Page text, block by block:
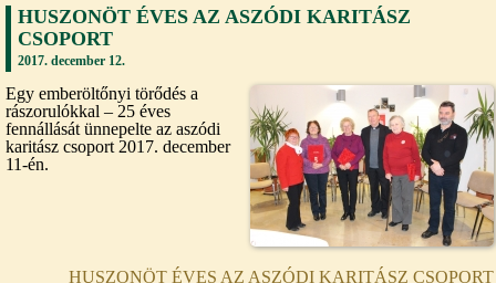
HUSZONÖT ÉVES AZ ASZÓDI KARITÁSZ
CSOPORT
2017. december 12.
Egy emberöltőnyi törődés a
rászorulókkal – 25 éves
fennállását ünnepelte az aszódi
karitász csoport 2017. december
11-én.
HUSZONÖT ÉVES AZ ASZÓDI KARITÁSZ CSOPORT